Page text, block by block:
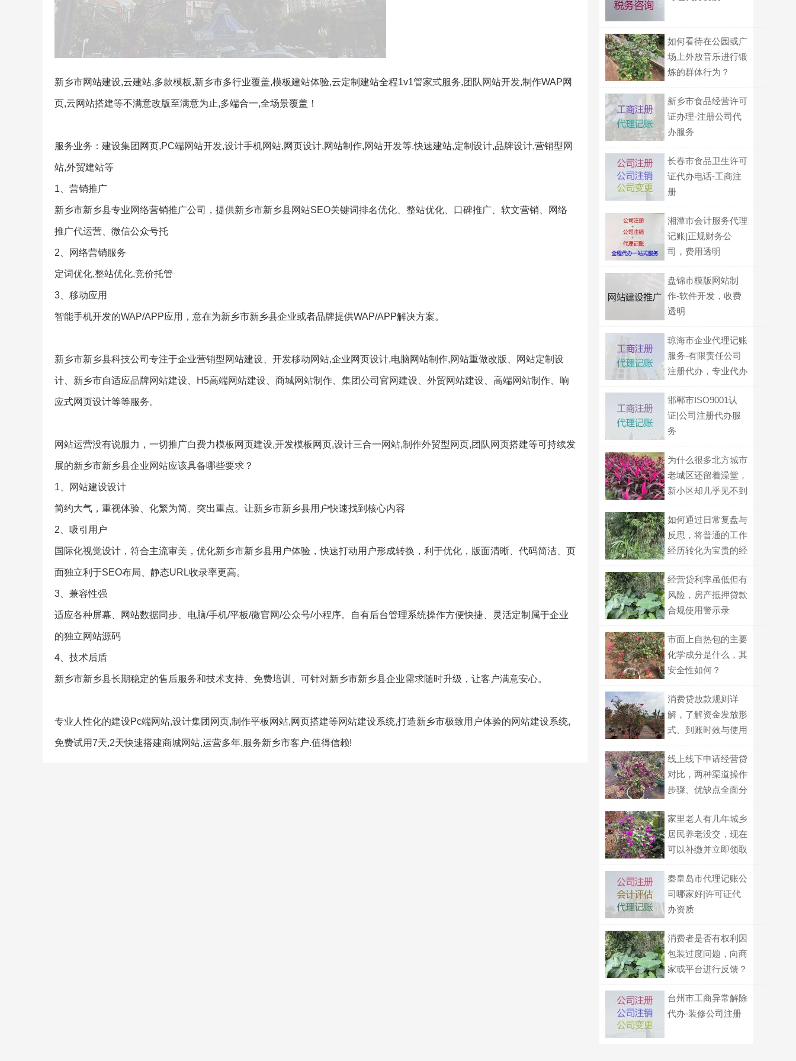
新乡市网站建设,云建站,多款模板,新乡市多行业覆盖,模板建站体验,云定制建站全程1v1管家式服务,团队网站开发,制作WAP网
页,云网站搭建等不满意改版至满意为止,多端合一,全场景覆盖！
服务业务：建设集团网页,PC端网站开发,设计手机网站,网页设计,网站制作,网站开发等.快速建站,定制设计,品牌设计,营销型网
站,外贸建站等
1、营销推广
新乡市新乡县专业网络营销推广公司，提供新乡市新乡县网站SEO关键词排名优化、整站优化、口碑推广、软文营销、网络
推广代运营、微信公众号托
2、网络营销服务
定词优化,整站优化,竞价托管
3、移动应用
智能手机开发的WAP/APP应用，意在为新乡市新乡县企业或者品牌提供WAP/APP解决方案。
新乡市新乡县科技公司专注于企业营销型网站建设、开发移动网站,企业网页设计,电脑网站制作,网站重做改版、网站定制设
计、新乡市自适应品牌网站建设、H5高端网站建设、商城网站制作、集团公司官网建设、外贸网站建设、高端网站制作、响
应式网页设计等等服务。
网站运营没有说服力，一切推广白费力模板网页建设,开发模板网页,设计三合一网站,制作外贸型网页,团队网页搭建等可持续发
展的新乡市新乡县企业网站应该具备哪些要求？
1、网站建设设计
简约大气，重视体验、化繁为简、突出重点。让新乡市新乡县用户快速找到核心内容
2、吸引用户
国际化视觉设计，符合主流审美，优化新乡市新乡县用户体验，快速打动用户形成转换，利于优化，版面清晰、代码简洁、页
面独立利于SEO布局、静态URL收录率更高。
3、兼容性强
适应各种屏幕、网站数据同步、电脑/手机/平板/微官网/公众号/小程序。自有后台管理系统操作方便快捷、灵活定制属于企业
的独立网站源码
4、技术后盾
新乡市新乡县长期稳定的售后服务和技术支持、免费培训、可针对新乡市新乡县企业需求随时升级，让客户满意安心。
专业人性化的建设Pc端网站,设计集团网页,制作平板网站,网页搭建等网站建设系统,打造新乡市极致用户体验的网站建设系统,
免费试用7天,2天快速搭建商城网站,运营多年,服务新乡市客户.值得信赖!
如何看待在公园或广
场上外放音乐进行锻
炼的群体行为？
新乡市食品经营许可
证办理-注册公司代
办服务
长春市食品卫生许可
证代办电话-工商注
册
湘潭市会计服务代理
记账|正规财务公
司，费用透明
盘锦市模版网站制
作-软件开发，收费
透明
琼海市企业代理记账
服务-有限责任公司
注册代办，专业代办
邯郸市ISO9001认
证|公司注册代办服
务
为什么很多北方城市
老城区还留着澡堂，
新小区却几乎见不到
如何通过日常复盘与
反思，将普通的工作
经历转化为宝贵的经
经营贷利率虽低但有
风险，房产抵押贷款
合规使用警示录
市面上自热包的主要
化学成分是什么，其
安全性如何？
消费贷放款规则详
解，了解资金发放形
式、到账时效与使用
线上线下申请经营贷
对比，两种渠道操作
步骤、优缺点全面分
家里老人有几年城乡
居民养老没交，现在
可以补缴并立即领取
秦皇岛市代理记账公
司哪家好|许可证代
办资质
消费者是否有权利因
包装过度问题，向商
家或平台进行反馈？
台州市工商异常解除
代办-装修公司注册